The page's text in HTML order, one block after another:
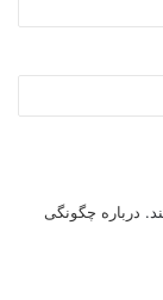
International
International
درباره چگونگی